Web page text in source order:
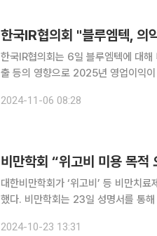
한국IR협의회 "블루엠텍, 의
한국IR협의회는 6일 블루엠텍에 대
출 등의 영향으로 2025년 영업이익이 흑자전환 할
SK바이오사이언스의 백신 공급을 시
2024-11-06 08:28
비만학회 “위고비 미용 목적
대한비만학회가 ‘위고비’ 등 비만치
했다. 비만학회는 23일 성명서를 통해 “비만이 심각한 사회 문제가 되는 시점에서 매우 효과적인 항
우리 사회에서 오·남용될 수 있는 상
2024-10-23 13:31